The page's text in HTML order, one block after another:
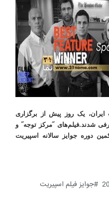
ایران، یک روز پیش از برگزاری
شدند.فیلم‌های ˝مرکز توجه˝ و
دوره جوایز سالانه اسپیریت
جوایز فیلم اسپیریت